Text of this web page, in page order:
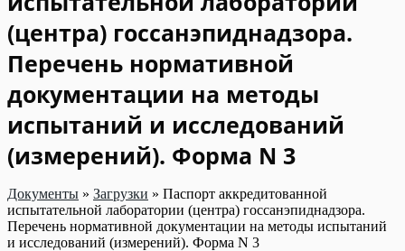
(центра) госсанэпиднадзора.
Перечень нормативной
документации на методы
испытаний и исследований
(измерений). Форма N 3
Документы » Загрузки » Паспорт аккредитованной
испытательной лаборатории (центра) госсанэпиднадзора.
Перечень нормативной документации на методы испытаний
и исследований (измерений). Форма N 3